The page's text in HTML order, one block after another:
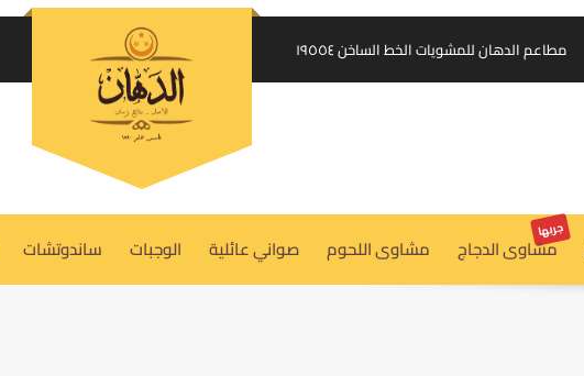
مطاعم الدهان للمشويات الخط الساخن ١٩٥٥٤ إرسال الكود على واتساب
USERNAME OR EMAIL ADDRESS*
PASSWORD* REQUIRED ساندوتشات الوجبات صواني عائلية مشاوى اللحوم مشاوى الدجاج
جربها